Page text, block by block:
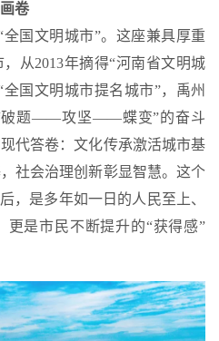
卷
国文明城市”。 这座兼具厚重
从2013年摘得“河南省文明城
国文明城市提名城市”，禹州
破题——攻坚——蝶变”的奋斗
代答卷：文化传承激活城市基
社会治理创新彰显智慧。这个
，是多年如一日的人民至上、
更是市民不断提升的“获得感”